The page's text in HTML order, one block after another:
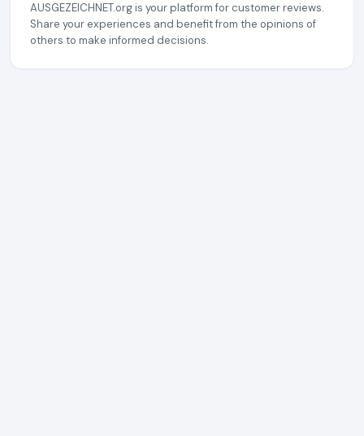
AUSGEZEICHNET.org is your platform for customer reviews.
Share your experiences and benefit from the opinions of
others to make informed decisions.